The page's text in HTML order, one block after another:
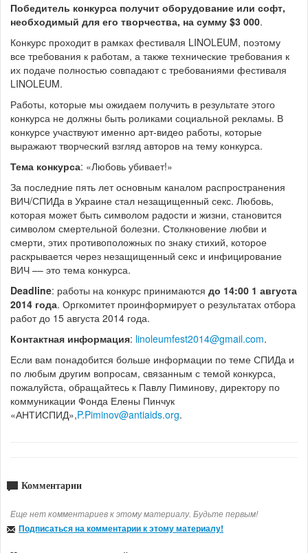
Победитель конкурса получит оборудование или софт,
необходимый для его творчества, на сумму $3 000.
Конкурс проходит в рамках фестиваля LINOLEUM, поэтому
все требования к работам, а также технические требования к
их подаче полностью совпадают с требованиями фестиваля
LINOLEUM.
Работы, которые мы ожидаем получить в результате этого
конкурса не должны быть роликами социальной рекламы. В
конкурсе участвуют именно арт-видео работы, которые
выражают творческий взгляд авторов на тему конкурса.
Тема конкурса: «Любовь убивает!»
За последние пять лет основным каналом распространения
ВИЧ/СПИДа в Украине стал незащищенный секс. Любовь,
которая может быть символом радости и жизни, становится
символом смертельной болезни. Столкновение любви и
смерти, этих противоположных по знаку стихий, которое
раскрывается через незащищенный секс и инфицирование
ВИЧ –– это тема конкурса.
Deadline: работы на конкурс принимаются до 14:00 1 августа
2014 года. Оргкомитет проинформирует о результатах отбора
работ до 15 августа 2014 года.
Контактная информация: linoleumfest2014@gmail.com.
Если вам понадобится больше информации по теме СПИДа и
по любым другим вопросам, связанным с темой конкурса,
пожалуйста, обращайтесь к Павлу Пиминову, директору по
коммуникации Фонда Елены Пинчук
«АНТИСПИД»,P.Piminov@antiaids.org.
Комментарии
Еще нет комментариев к этому материалу. Будьте первым!
Подписаться на комментарии к этому материалу!